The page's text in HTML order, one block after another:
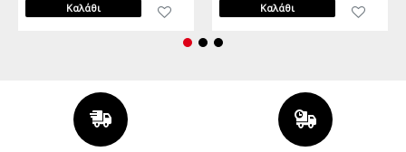
Καλάθι Καλάθι